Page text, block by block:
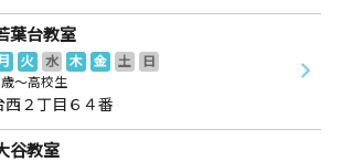
葉台教室
火 水 木 金 土
日
～高校生
２丁目６４番
谷教室